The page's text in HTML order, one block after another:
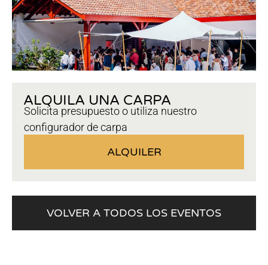
ALQUILA UNA CARPA
Solicita presupuesto o utiliza nuestro
configurador de carpa
ALQUILER
VOLVER A TODOS LOS EVENTOS